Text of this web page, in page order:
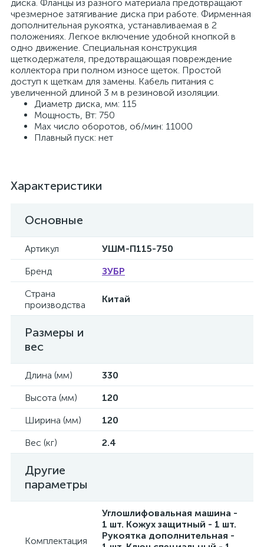
диска. Фланцы из разного материала предотвращают
чрезмерное затягивание диска при работе. Фирменная
дополнительная рукоятка, устанавливаемая в 2
положениях. Легкое включение удобной кнопкой в
одно движение. Специальная конструкция
щеткодержателя, предотвращающая повреждение
коллектора при полном износе щеток. Простой
доступ к щеткам для замены. Кабель питания с
увеличенной длиной 3 м в резиновой изоляции.
Диаметр диска, мм: 115
Мощность, Вт: 750
Max число оборотов, об/мин: 11000
Плавный пуск: нет
Характеристики
Основные
Артикул
УШМ-П115-750
Бренд
ЗУБР
Страна
производства
Китай
Размеры и
вес
Длина (мм)
330
Высота (мм)
120
Ширина (мм)
120
Вес (кг)
2.4
Другие
параметры
Комплектация
Углошлифовальная машина -
1 шт. Кожух защитный - 1 шт.
Рукоятка дополнительная -